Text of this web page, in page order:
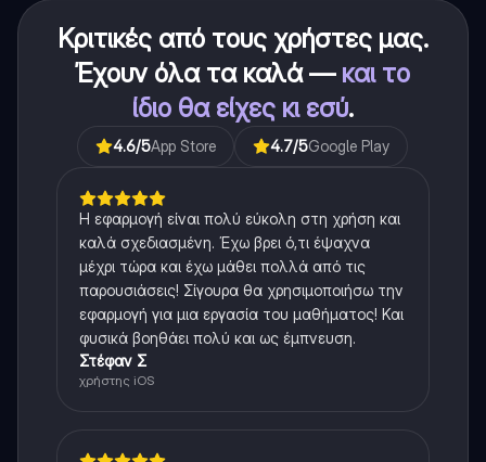
Κριτικές από τους χρήστες μας.
Έχουν όλα τα καλά — και το
ίδιο θα είχες κι εσύ.
4.6/5App Store 4.7/5Google Play
Η εφαρμογή είναι πολύ εύκολη στη χρήση και
καλά σχεδιασμένη. Έχω βρει ό,τι έψαχνα
μέχρι τώρα και έχω μάθει πολλά από τις
παρουσιάσεις! Σίγουρα θα χρησιμοποιήσω την
εφαρμογή για μια εργασία του μαθήματος! Και
φυσικά βοηθάει πολύ και ως έμπνευση.
Στέφαν Σ
χρήστης iOS